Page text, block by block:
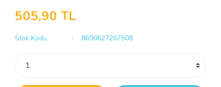
505,90 TL
Stok Kodu 8690627267508